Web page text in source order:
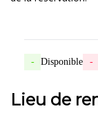
- Disponible -
Lieu de